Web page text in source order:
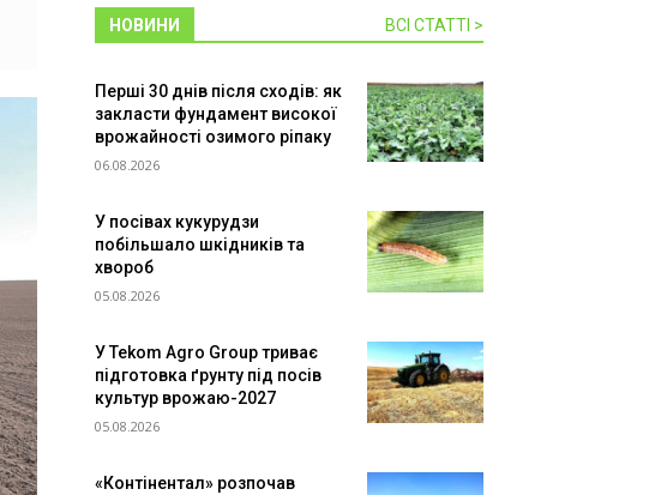
НОВИНИ ВСІ СТАТТІ >
Перші 30 днів після сходів: як
закласти фундамент високої
врожайності озимого ріпаку
06.08.2026
У посівах кукурудзи
побільшало шкідників та
хвороб
05.08.2026
У Tekom Agro Group триває
підготовка ґрунту під посів
культур врожаю-2027
05.08.2026
«Контінентал» розпочав